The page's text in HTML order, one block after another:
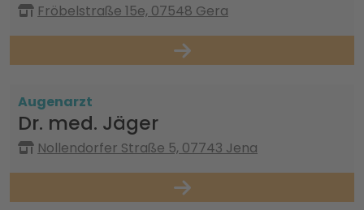
Fröbelstraße 15e, 07548 Gera
Augenarzt
Dr. med. Jäger
Nollendorfer Straße 5, 07743 Jena